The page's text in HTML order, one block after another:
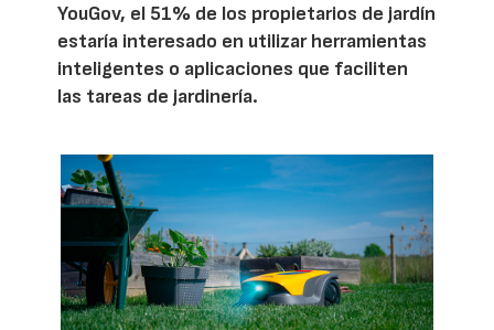
YouGov, el 51% de los propietarios de jardín
estaría interesado en utilizar herramientas
inteligentes o aplicaciones que faciliten
las tareas de jardinería.